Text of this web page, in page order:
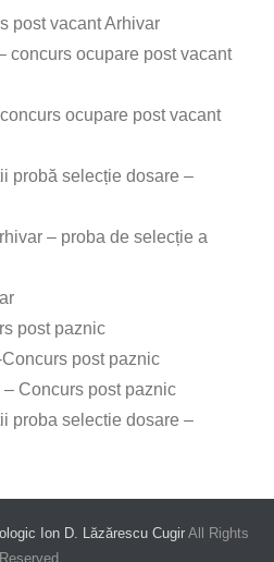
post vacant Arhivar
concurs ocupare post vacant
ocupare post vacant
probă selecție dosare –
– proba de selecție a
post paznic
post paznic
Concurs post paznic
proba selectie dosare –
Ion D. Lăzărescu CugirAll Rights
Reserved.